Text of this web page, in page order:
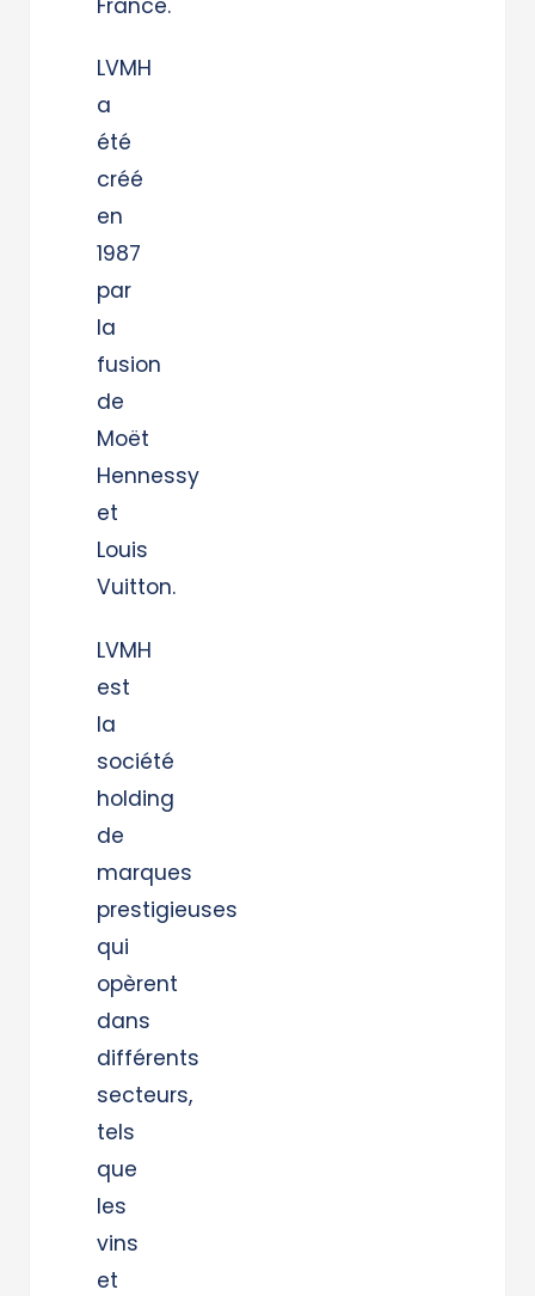
LVMH
a
été
créé
en
1987
par
la
fusion
de
Moët
Hennessy
et
Louis
Vuitton.
LVMH
est
la
société
holding
de
marques
prestigieuses
qui
opèrent
dans
différents
secteurs,
tels
que
les
vins
et